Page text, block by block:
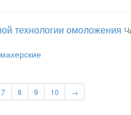
технологии омоложения
7 8 9 10 →